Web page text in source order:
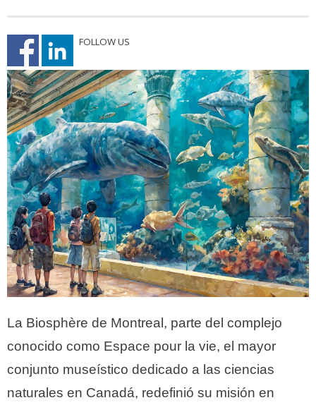
FOLLOW US
La Biosphère de Montreal, parte del complejo
conocido como Espace pour la vie, el mayor
conjunto museístico dedicado a las ciencias
naturales en Canadá, redefinió su misión en